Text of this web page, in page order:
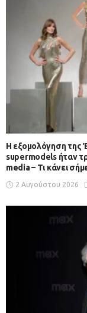
Η εξομολόγηση της
supermodels ήταν
media – Τι κάνει
2 Αυγούστου 2026